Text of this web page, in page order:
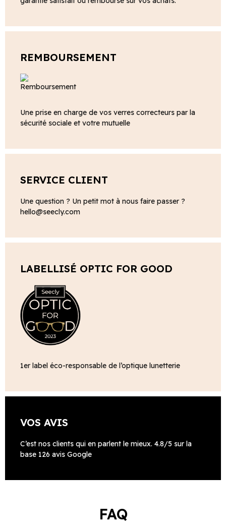
REMBOURSEMENT
Une prise en charge de vos verres correcteurs par la
sécurité sociale et votre mutuelle
SERVICE CLIENT
Une question ? Un petit mot à nous faire passer ?
hello@seecly.com
LABELLISÉ OPTIC FOR GOOD
1er label éco-responsable de l’optique lunetterie
VOS AVIS
C’est nos clients qui en parlent le mieux. 4.8/5 sur la
base 126 avis Google
FAQ